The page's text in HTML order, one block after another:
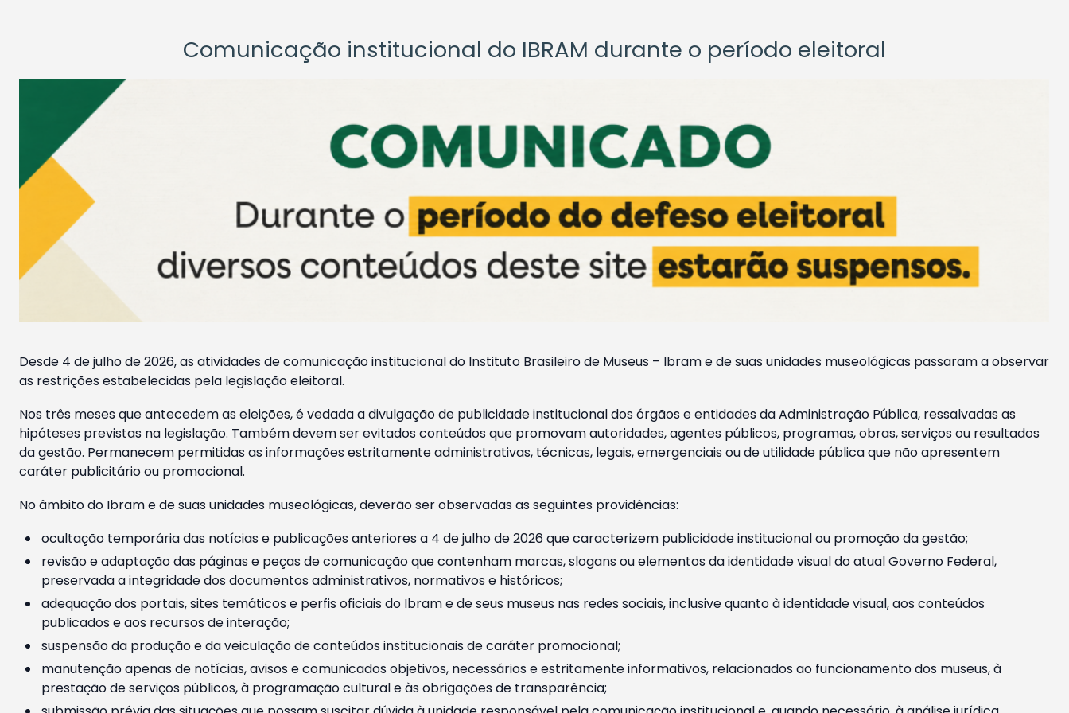
Comunicação institucional do IBRAM durante o período eleitoral
Desde 4 de julho de 2026, as atividades de comunicação institucional do Instituto Brasileiro de Museus – Ibram e de suas unidades museológicas passaram a observar
as restrições estabelecidas pela legislação eleitoral.
Nos três meses que antecedem as eleições, é vedada a divulgação de publicidade institucional dos órgãos e entidades da Administração Pública, ressalvadas as
hipóteses previstas na legislação. Também devem ser evitados conteúdos que promovam autoridades, agentes públicos, programas, obras, serviços ou resultados
da gestão. Permanecem permitidas as informações estritamente administrativas, técnicas, legais, emergenciais ou de utilidade pública que não apresentem
caráter publicitário ou promocional.
No âmbito do Ibram e de suas unidades museológicas, deverão ser observadas as seguintes providências:
ocultação temporária das notícias e publicações anteriores a 4 de julho de 2026 que caracterizem publicidade institucional ou promoção da gestão;
revisão e adaptação das páginas e peças de comunicação que contenham marcas, slogans ou elementos da identidade visual do atual Governo Federal,
preservada a integridade dos documentos administrativos, normativos e históricos;
adequação dos portais, sites temáticos e perfis oficiais do Ibram e de seus museus nas redes sociais, inclusive quanto à identidade visual, aos conteúdos
publicados e aos recursos de interação;
suspensão da produção e da veiculação de conteúdos institucionais de caráter promocional;
manutenção apenas de notícias, avisos e comunicados objetivos, necessários e estritamente informativos, relacionados ao funcionamento dos museus, à
prestação de serviços públicos, à programação cultural e às obrigações de transparência;